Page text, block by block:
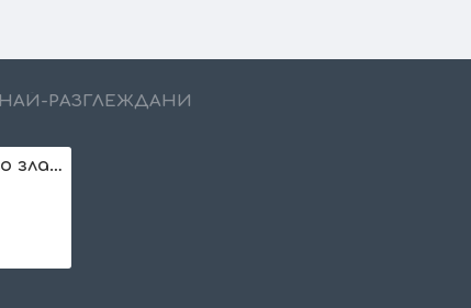
НАЙ-РАЗГЛЕЖДАНИ
Инвестиционно златно кюлче 500гр